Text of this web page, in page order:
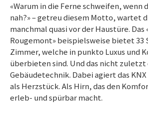
«Warum in die Ferne schweifen, wenn
nah?» – getreu diesem Motto, wartet
manchmal quasi vor der Haustüre. Das
Rougemont» beispielsweise bietet 33
Zimmer, welche in punkto Luxus und
überbieten sind. Und das nicht
Gebäudetechnik. Dabei agiert das
als Herzstück. Als Hirn, das den
erleb- und spürbar macht.